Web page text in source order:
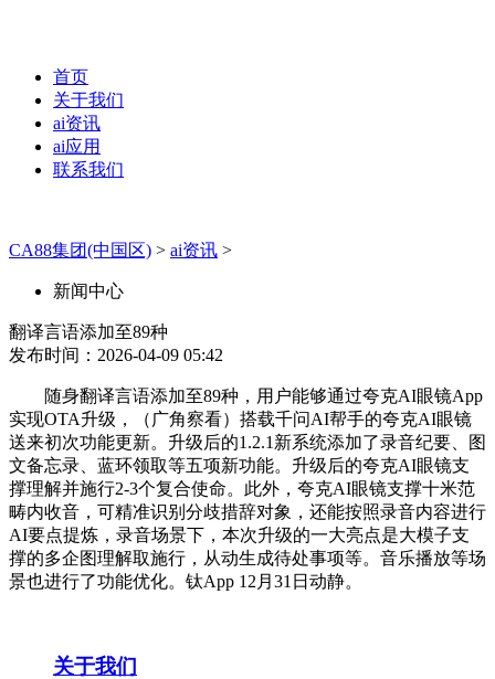
首页
关于我们
ai资讯
ai应用
联系我们
CA88集团(中国区) > ai资讯 >
新闻中心
翻译言语添加至89种
发布时间：2026-04-09 05:42
随身翻译言语添加至89种，用户能够通过夸克AI眼镜App
实现OTA升级，（广角察看）搭载千问AI帮手的夸克AI眼镜
送来初次功能更新。升级后的1.2.1新系统添加了录音纪要、图
文备忘录、蓝环领取等五项新功能。升级后的夸克AI眼镜支
撑理解并施行2-3个复合使命。此外，夸克AI眼镜支撑十米范
畴内收音，可精准识别分歧措辞对象，还能按照录音内容进行
AI要点提炼，录音场景下，本次升级的一大亮点是大模子支
撑的多企图理解取施行，从动生成待处事项等。音乐播放等场
景也进行了功能优化。钛App 12月31日动静。
关于我们